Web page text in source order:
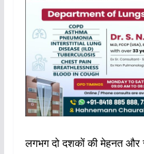
लगभग दो दशकों की मेहनत